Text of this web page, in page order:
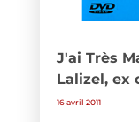
J'ai Très
Lalizel, ex
16 avril 2011